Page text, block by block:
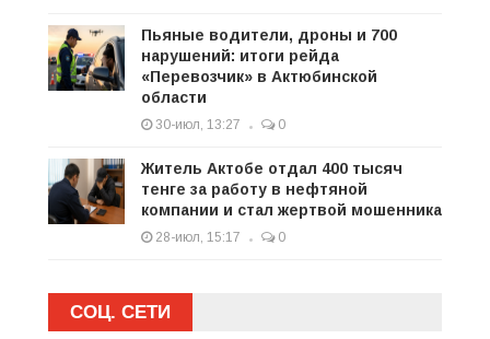
Пьяные водители, дроны и 700
нарушений: итоги рейда
«Перевозчик» в Актюбинской
области
30-июл, 13:27 0
Житель Актобе отдал 400 тысяч
тенге за работу в нефтяной
компании и стал жертвой мошенника
28-июл, 15:17 0
СОЦ. СЕТИ